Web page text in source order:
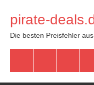
Inhalt
springen
pirate-
Die besten Preisfehler